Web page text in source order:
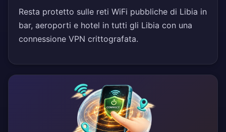
Resta protetto sulle reti WiFi pubbliche di Libia in
bar, aeroporti e hotel in tutti gli Libia con una
connessione VPN crittografata.